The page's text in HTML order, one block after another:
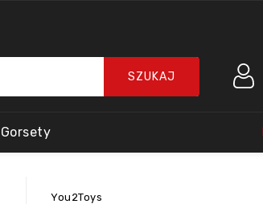
Gorsety
You2Toys